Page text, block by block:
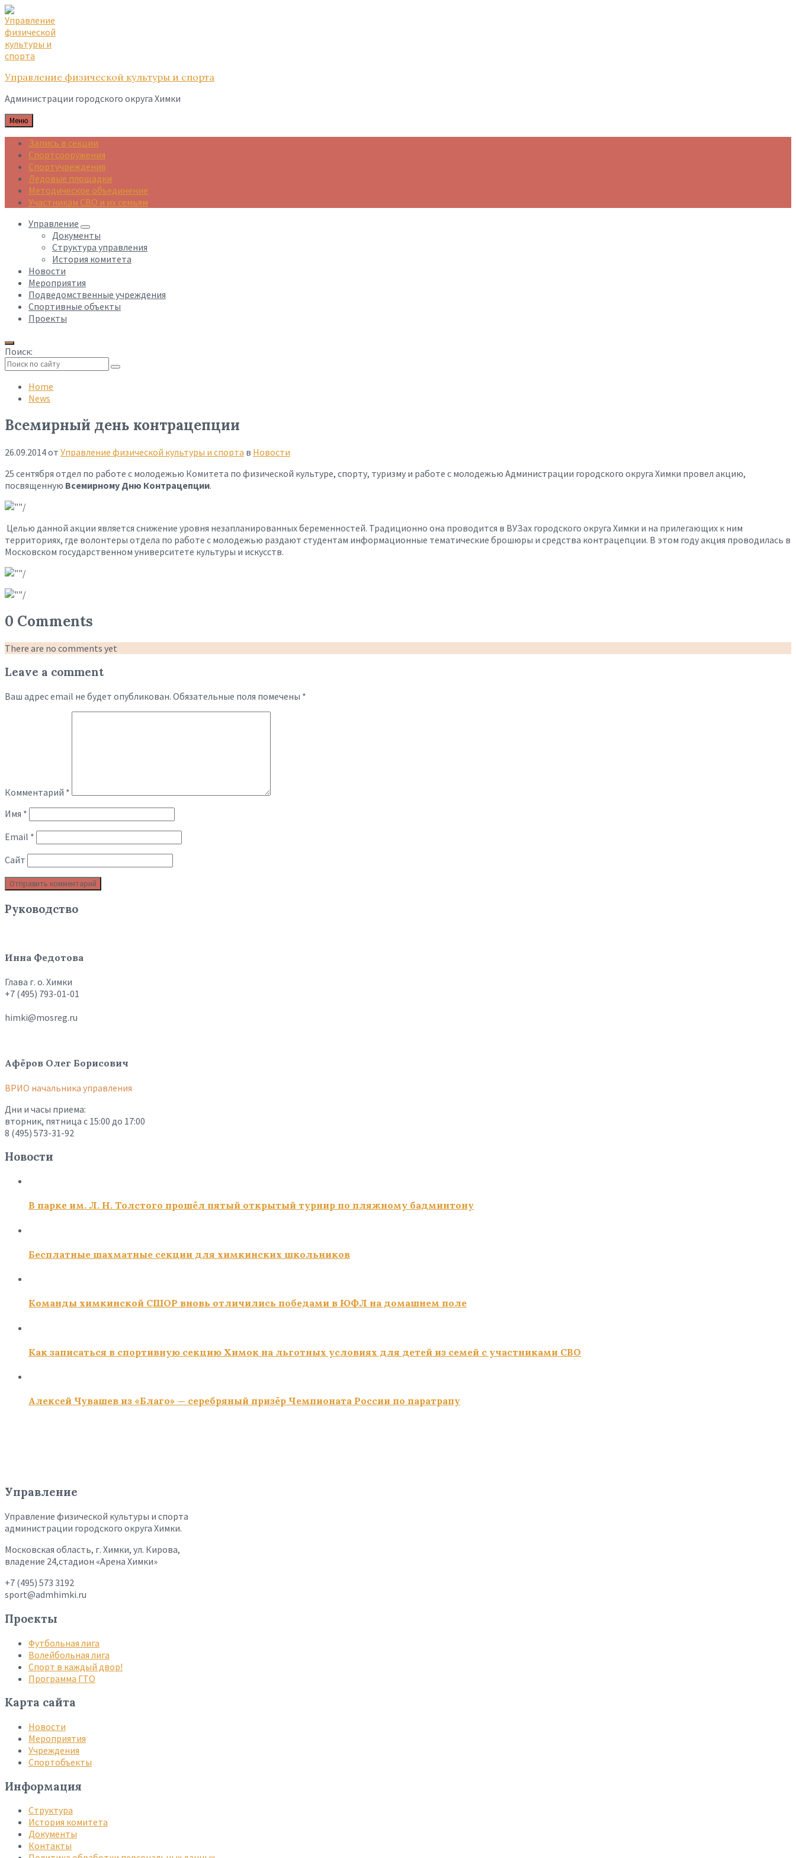
Skip
to
content
Skip
to
main
navigation
Skip
to
footer
Управление физической культуры и спорта
Администрации городского округа Химки
Меню
Запись в секции
Спортсооружения
Спортучреждения
Ледовые площадки
Методическое объединение
Участникам СВО и их семьям
Управление
Документы
Структура управления
История комитета
Новости
Мероприятия
Подведомственные учреждения
Спортивные объекты
Проекты
Поиск:
search
Home
News
Всемирный день контрацепции
26.09.2014от Управление физической культуры и спорта в Новости
25 сентября отдел по работе с молодежью Комитета по физической культуре, спорту, туризму и работе с молодежью Администрации городского округа Химки провел акцию,
посвященную Всемирному Дню Контрацепции.
Целью данной акции является снижение уровня незапланированных беременностей. Традиционно она проводится в ВУЗах городского округа Химки и на прилегающих к ним
территориях, где волонтеры отдела по работе с молодежью раздают студентам информационные тематические брошюры и средства контрацепции. В этом году акция проводилась в
Московском государственном университете культуры и искусств.
0 Comments
There are no comments yet
Leave a comment
Ваш адрес email не будет опубликован. Обязательные поля помечены *
Комментарий *
Имя *
Email *
Сайт
Руководство
Инна Федотова
Глава г. о. Химки
+7 (495) 793-01-01
himki@mosreg.ru
Афёров Олег Борисович
ВРИО начальника управления
Дни и часы приема:
вторник, пятница с 15:00 до 17:00
8 (495) 573-31-92
Новости
В парке им. Л. Н. Толстого прошёл пятый открытый турнир по пляжному бадминтону
Бесплатные шахматные секции для химкинских школьников
Команды химкинской СШОР вновь отличились победами в ЮФЛ на домашнем поле
Как записаться в спортивную секцию Химок на льготных условиях для детей из семей с участниками СВО
Алексей Чувашев из «Благо» — серебряный призёр Чемпионата России по паратрапу
Управление
Управление физической культуры и спорта
администрации городского округа Химки.
Московская область, г. Химки, ул. Кирова,
владение 24,стадион «Арена Химки»
+7 (495) 573 3192
sport@admhimki.ru
Проекты
Футбольная лига
Волейбольная лига
Спорт в каждый двор!
Программа ГТО
Карта сайта
Новости
Мероприятия
Учреждения
Спортобъекты
Информация
Структура
История комитета
Документы
Контакты